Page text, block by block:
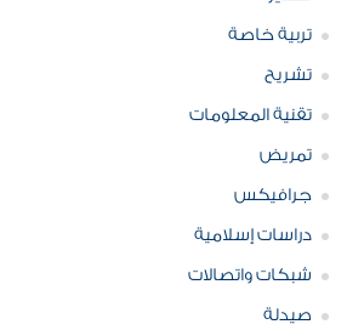
تربية خاصة
تشريح
تقنية المعلومات
تمريض
جرافيكس
دراسات إسلامية
شبكات واتصالات
صيدلة